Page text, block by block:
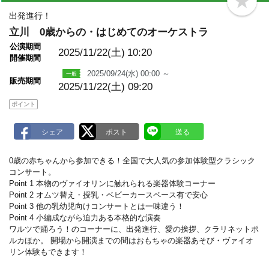
b
o
出発進行！
立川 0歳からの・はじめてのオーケストラ
公演期間
開催期間
2025/11/22(土) 10:20
販売期間
2025/09/24(水) 00:00 ～
2025/11/22(土) 09:20
ポイント
0歳の赤ちゃんから参加できる！全国で大人気の参加体験型クラシック
コンサート。
Point 1 本物のヴァイオリンに触れられる楽器体験コーナー
Point 2 オムツ替え・授乳・ベビーカースペース有で安心
Point 3 他の乳幼児向けコンサートとは一味違う！
Point 4 小編成ながら迫力ある本格的な演奏
ワルツで踊ろう！のコーナーに、出発進行、愛の挨拶、クラリネットポ
ルカほか。 開場から開演までの間はおもちゃの楽器あそび・ヴァイオ
リン体験もできます！